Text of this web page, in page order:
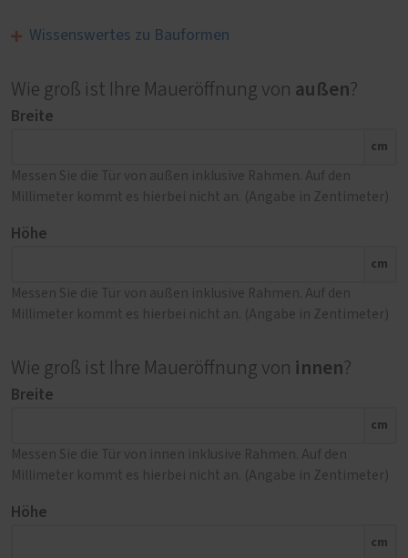
Wissenswertes zu Bauformen
Wie groß ist Ihre Maueröffnung von außen?
Breite
cm
Messen Sie die Tür von außen inklusive Rahmen. Auf den
Millimeter kommt es hierbei nicht an. (Angabe in Zentimeter)
Höhe
cm
Messen Sie die Tür von außen inklusive Rahmen. Auf den
Millimeter kommt es hierbei nicht an. (Angabe in Zentimeter)
Wie groß ist Ihre Maueröffnung von innen?
Breite
cm
Messen Sie die Tür von innen inklusive Rahmen. Auf den
Millimeter kommt es hierbei nicht an. (Angabe in Zentimeter)
Höhe
cm